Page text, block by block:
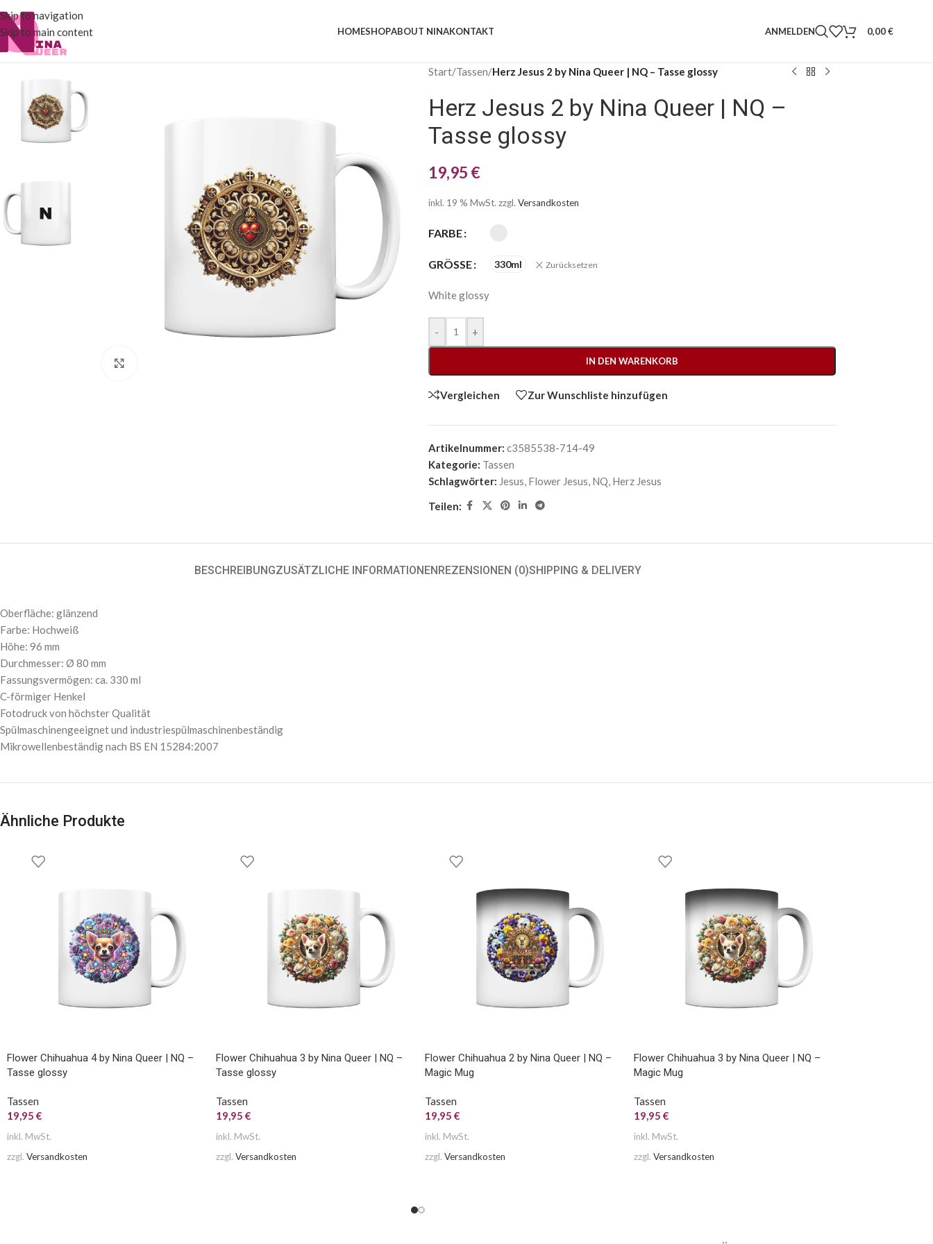
Skip to navigation
Skip to main content
HOMESHOPABOUT NINAKONTAKT ANMELDEN 0,00€
Start/Tassen/Herz Jesus 2 by Nina Queer | NQ – Tasse glossy
Herz Jesus 2 by Nina Queer | NQ –
Tasse glossy
19,95 €
inkl. 19 % MwSt. zzgl. Versandkosten
FARBE
GRÖSSE 330ml Zurücksetzen
White glossy
- +
IN DEN WARENKORB
Vergleichen Zur Wunschliste hinzufügen
Artikelnummer: c3585538-714-49
Kategorie: Tassen
Schlagwörter: Jesus, Flower Jesus, NQ, Herz Jesus
Teilen:
BESCHREIBUNGZUSÄTZLICHE INFORMATIONENREZENSIONEN (0)SHIPPING & DELIVERY
Oberfläche: glänzend
Farbe: Hochweiß
Höhe: 96 mm
Durchmesser: Ø 80 mm
Fassungsvermögen: ca. 330 ml
C-förmiger Henkel
Fotodruck von höchster Qualität
Spülmaschinengeeignet und industriespülmaschinenbeständig
Mikrowellenbeständig nach BS EN 15284:2007
Ähnliche Produkte
Flower Chihuahua 4 by Nina Queer | NQ –
Tasse glossy
Tassen
19,95 €
inkl. MwSt.
zzgl. Versandkosten
Flower Chihuahua 3 by Nina Queer | NQ –
Tasse glossy
Tassen
19,95 €
inkl. MwSt.
zzgl. Versandkosten
Flower Chihuahua 2 by Nina Queer | NQ –
Magic Mug
Tassen
19,95 €
inkl. MwSt.
zzgl. Versandkosten
Flower Chihuahua 3 by Nina Queer | NQ –
Magic Mug
Tassen
19,95 €
inkl. MwSt.
zzgl. Versandkosten